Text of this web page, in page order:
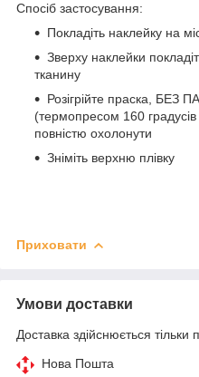
Спосіб застосування:
Покладіть наклейку на
Зверху наклейки
тканину
Розігрійте праска, БЕЗ
(термопресом 160
повністю охолонути
Зніміть верхню плівку
Приховати
Умови доставки
Доставка здійснюється тільки
Нова Пошта